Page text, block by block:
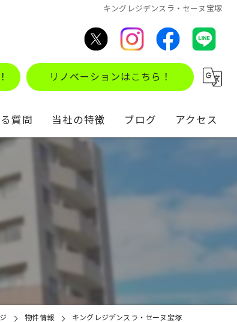
キングレジデンスラ・セーヌ宝塚
リノベーションはこちら！
質問 当社の特徴
不動産買取
リノベーション
ブログ アクセス
物件情報 キングレジデンスラ・セーヌ宝塚